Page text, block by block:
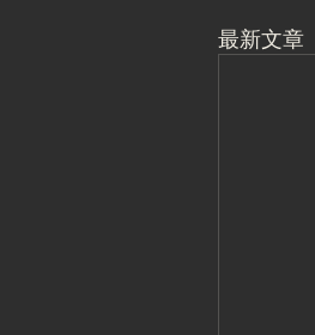
最新文章